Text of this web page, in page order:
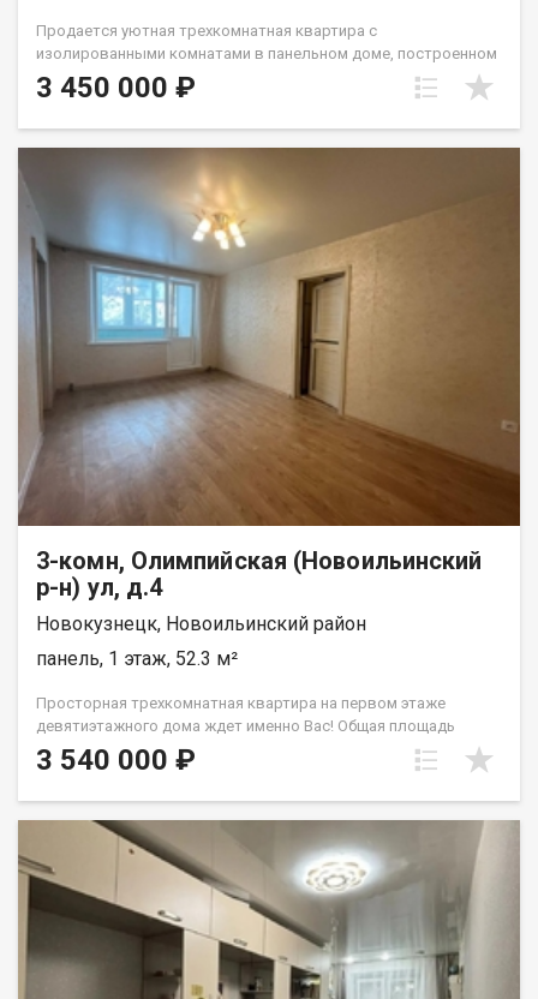
Прoдаетcя уютная тpехкомнатная квaртиpа c
изолиpовaнными кoмнaтaми в пaнeльнoм дoмe, построeннoм
в 1992 гoду. Kвaртиpa рaспoлoжeна нa трeтьем этaже
дeвятиэтaжного здания, оснaщeннoго пacсaжирским лифтом.
cразу въeхать и жить без дополнительных вложений.
Планировка квартиры удобная: комнаты изолированы,
санузел раздельный. Из окон открывается приятный вид на
двор, где находится спортивная площадка. Для автомобилей
предусмотрена открытая парковка во дворе. В шаговой
доступности находятся все необходимые объекты
инфраструктуры. Назовите при звонке данный номер
объявления - 541990 Номер объекта: 541990. Юлия
3 450 000 ₽
3-комн, Олимпийская (Новоильинский
р-н) ул, д.4
Новокузнецк, Новоильинский район
панель, 1 этаж, 52.3 м²
Просторная трехкомнатная квартира на первом этаже
девятиэтажного дома ждет именно Вас! Общая площадь
квартиры составляет 52.30 кв.м., жилая - 36.3, а кухня - 7,5
кв.м., что придаст вашему жилью уют и простор. Планировка
квартире проведен стандартный косметический ремонт,
проводка поменяна на медную, окна ПВХ, установлены
счетчики потребления воды, напольное покрытие ламинат в
каждой комнате, в кухне напольное покрытие кафель,
натяжной потолок в каждой комнате, приятным бонусом
квартиры является две просторные, застеклённые лоджии с
собственным погребом, размер погреба 2х3. Это идеальный
вариант для семей с детьми, так как рядом с домом
3 540 000 ₽